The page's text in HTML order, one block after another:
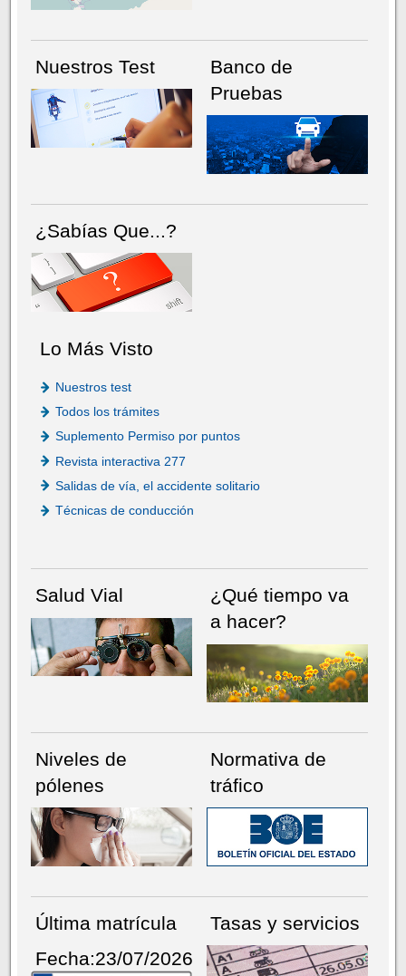
Nuestros Test
Banco de
Pruebas
¿Sabías Que...?
Lo Más Visto
Nuestros test
Todos los trámites
Suplemento Permiso por puntos
Revista interactiva 277
Salidas de vía, el accidente solitario
Técnicas de conducción
Salud Vial
¿Qué tiempo va
a hacer?
Niveles de
pólenes
Normativa de
tráfico
Última matrícula
Fecha:23/07/2026
Tasas y servicios